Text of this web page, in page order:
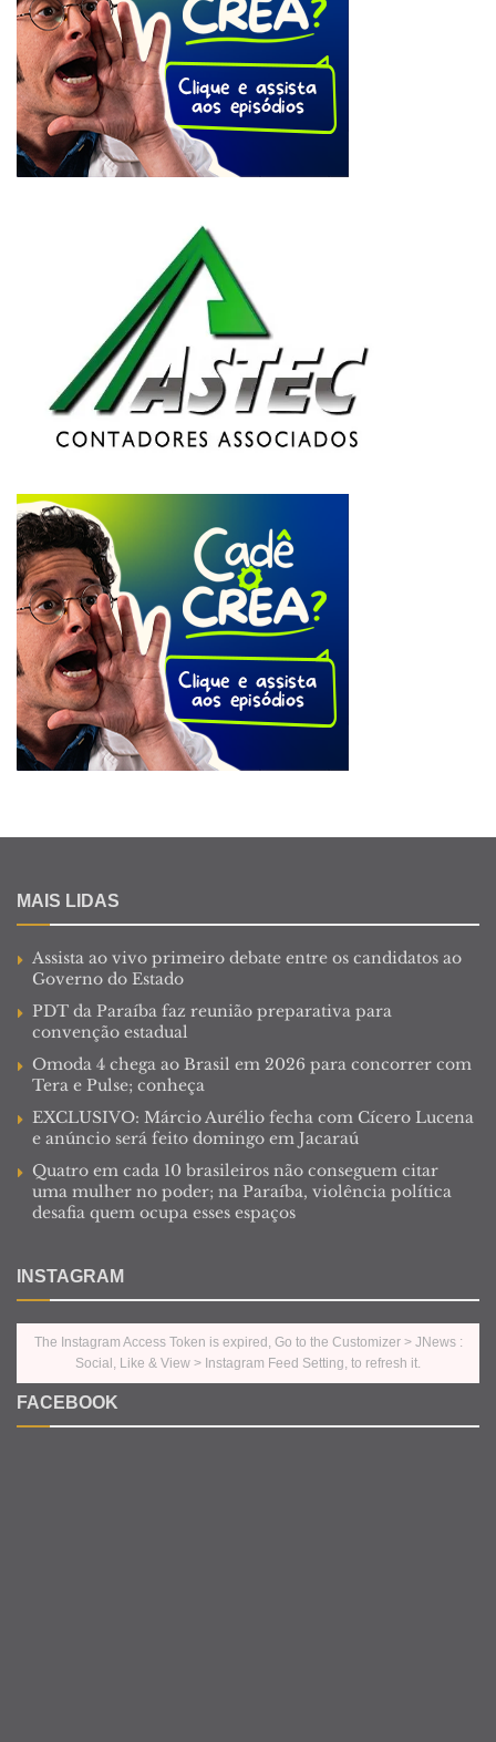
MAIS LIDAS
Assista ao vivo primeiro debate entre os candidatos ao
Governo do Estado
PDT da Paraíba faz reunião preparativa para
convenção estadual
Omoda 4 chega ao Brasil em 2026 para concorrer com
Tera e Pulse; conheça
EXCLUSIVO: Márcio Aurélio fecha com Cícero Lucena
e anúncio será feito domingo em Jacaraú
Quatro em cada 10 brasileiros não conseguem citar
uma mulher no poder; na Paraíba, violência política
desafia quem ocupa esses espaços
INSTAGRAM
The Instagram Access Token is expired, Go to the Customizer > JNews :
Social, Like & View > Instagram Feed Setting, to refresh it.
FACEBOOK